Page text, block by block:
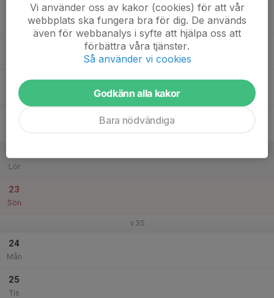
Tor
Lör
23
Sön
v.35
24
Mån
25
Tis
Vi använder oss av kakor (cookies) för att vår
webbplats ska fungera bra för dig. De används
även för webbanalys i syfte att hjälpa oss att
förbättra våra tjänster.
Så använder vi cookies
Godkänn alla kakor
Bara nödvändiga